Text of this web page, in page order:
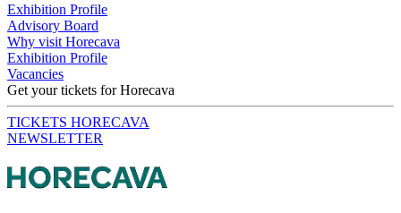
Exhibition Profile
Advisory Board
Why visit Horecava
Exhibition Profile
Vacancies
Get your tickets for Horecava
TICKETS HORECAVA
NEWSLETTER